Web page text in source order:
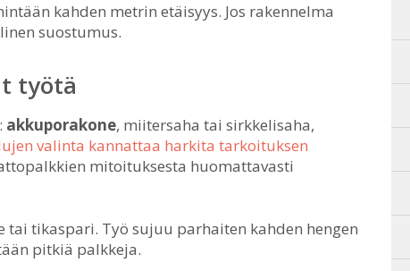
kahden metrin etäisyys. Jos rakennelma
suostumus.
työtä
akkuporakone, miitersaha tai sirkkelisaha,
valinta kannattaa harkita tarkoituksen
mitoituksesta huomattavasti
tai tikaspari. Työ sujuu parhaiten kahden hengen
pitkiä palkkeja.